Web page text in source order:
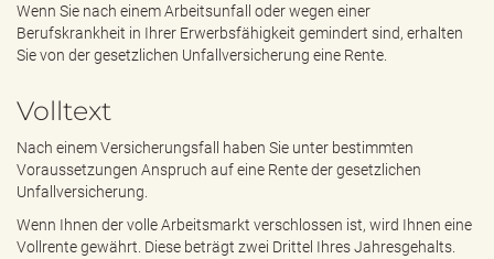
l
Wenn Sie nach einem Arbeitsunfall oder wegen einer
Berufskrankheit in Ihrer Erwerbsfähigkeit gemindert sind, erhalten
Sie von der gesetzlichen Unfallversicherung eine Rente.
Volltext
Nach einem Versicherungsfall haben Sie unter bestimmten
Voraussetzungen Anspruch auf eine Rente der gesetzlichen
Unfallversicherung.
Wenn Ihnen der volle Arbeitsmarkt verschlossen ist, wird Ihnen eine
Vollrente gewährt. Diese beträgt zwei Drittel Ihres Jahresgehalts.